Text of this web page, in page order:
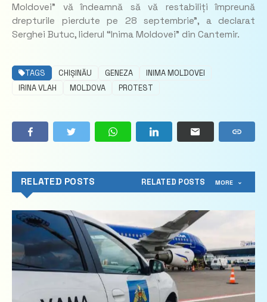
Moldovei” vă îndeamnă să vă restabiliți împreună
drepturile pierdute pe 28 septembrie”, a declarat
Serghei Butuc, liderul “Inima Moldovei” din Cantemir.
TAGS CHIȘINĂU GENEZA
INIMA MOLDOVEI
IRINA VLAH
MOLDOVA PROTEST
RELATED POSTS RELATED POSTS MORE